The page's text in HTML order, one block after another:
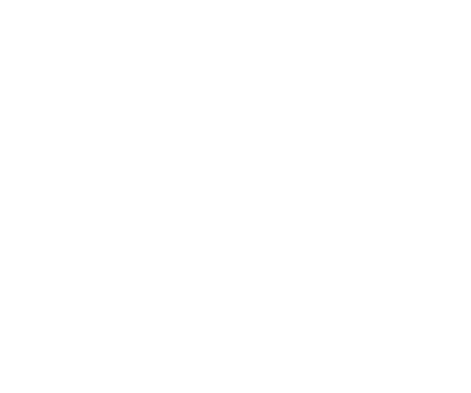
ください。
す。
りません。
す。
変更すること
物等」とい
)を取得する